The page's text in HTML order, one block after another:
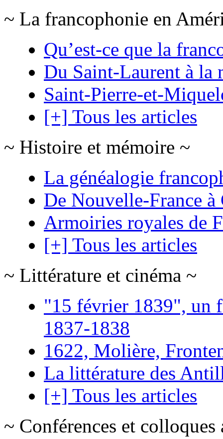
~ La francophonie en
Qu’est-ce que la
Du Saint-Laurent à la
Saint-Pierre-et-
[+] Tous les articles
~ Histoire et mémoire ~
La généalogie
De Nouvelle-France à
Armoiries royales de
[+] Tous les articles
~ Littérature et cinéma ~
"15 février 1839", un
1837-1838
1622, Molière,
La littérature des
[+] Tous les articles
~ Conférences et